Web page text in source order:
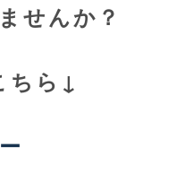
せんか？
ちら↓